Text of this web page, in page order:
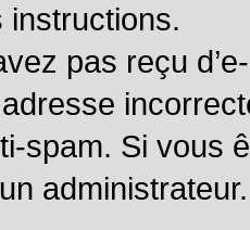
instructions.
pas reçu
spam. Si vous
administrateur.